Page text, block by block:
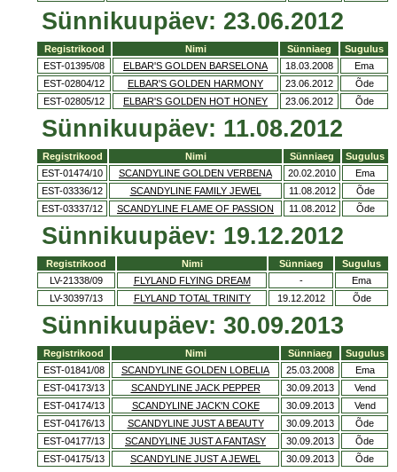
Sünnikuupäev: 23.06.2012
Registrikood Nimi Sünniaeg
Sugulus
EST-01395/08
ELBAR'S GOLDEN BARSELONA 18.03.2008
Ema
EST-02804/12
ELBAR'S GOLDEN HARMONY 23.06.2012
Õde
EST-02805/12
ELBAR'S GOLDEN HOT HONEY 23.06.2012 Õde
Sünnikuupäev: 11.08.2012
Registrikood Nimi Sünniaeg
Sugulus
EST-01474/10
SCANDYLINE GOLDEN VERBENA 20.02.2010
Ema
EST-03336/12
SCANDYLINE FAMILY JEWEL 11.08.2012
Õde
EST-03337/12
SCANDYLINE FLAME OF PASSION 11.08.2012 Õde
Sünnikuupäev: 19.12.2012
Registrikood Nimi Sünniaeg
Sugulus
LV-21338/09
FLYLAND FLYING DREAM -
Ema
LV-30397/13
FLYLAND TOTAL TRINITY 19.12.2012 Õde
Sünnikuupäev: 30.09.2013
Registrikood Nimi Sünniaeg
Sugulus
EST-01841/08
SCANDYLINE GOLDEN LOBELIA 25.03.2008
Ema
EST-04173/13
SCANDYLINE JACK PEPPER 30.09.2013
Vend
EST-04174/13
SCANDYLINE JACK'N COKE 30.09.2013
Vend
EST-04176/13
SCANDYLINE JUST A BEAUTY 30.09.2013
Õde
EST-04177/13
SCANDYLINE JUST A FANTASY 30.09.2013
Õde
EST-04175/13
SCANDYLINE JUST A JEWEL 30.09.2013 Õde